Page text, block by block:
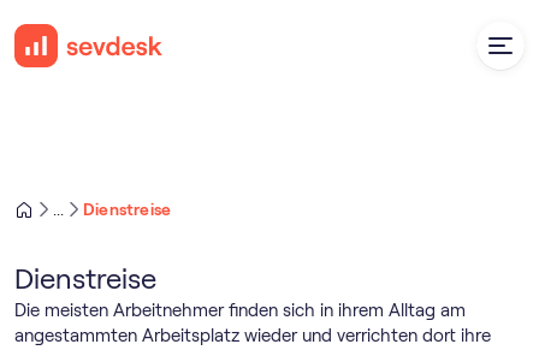
Dienstreise
Dienstreise
Die meisten Arbeitnehmer finden sich in ihrem Alltag am
angestammten Arbeitsplatz wieder und verrichten dort ihre